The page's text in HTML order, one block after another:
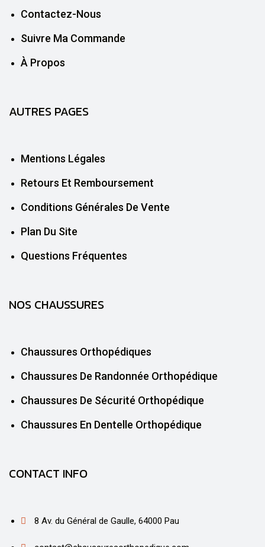
Contactez-Nous
Suivre Ma Commande
À Propos
AUTRES PAGES
Mentions Légales
Retours Et Remboursement
Conditions Générales De Vente
Plan Du Site
Questions Fréquentes
NOS CHAUSSURES
Chaussures Orthopédiques
Chaussures De Randonnée Orthopédique
Chaussures De Sécurité Orthopédique
Chaussures En Dentelle Orthopédique
CONTACT INFO
8 Av. du Général de Gaulle, 64000 Pau